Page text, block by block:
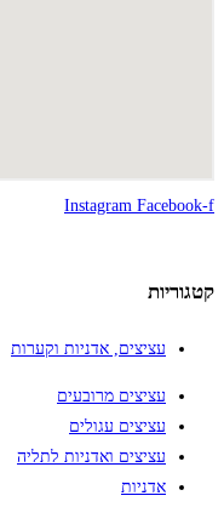
Instagram Facebook-f
קטגוריות
עציצים, אדניות וקערות
עציצים מרובעים
עציצים עגולים
עציצים ואדניות לתליה
אדניות